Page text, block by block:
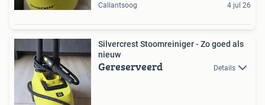
Callantsoog 4 jul 26
Silvercrest Stoomreiniger - Zo goed als
nieuw
Gereserveerd Details